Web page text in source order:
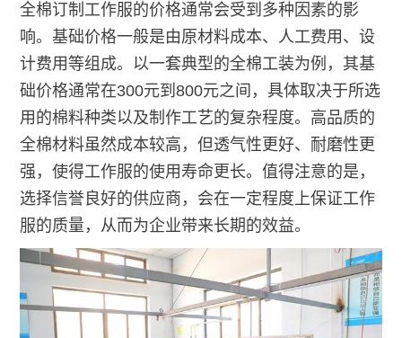
全棉订制工作服的价格通常会受到多种因素的影
响。基础价格一般是由原材料成本、人工费用、设
计费用等组成。以一套典型的全棉工装为例，其基
础价格通常在300元到800元之间，具体取决于所选
用的棉料种类以及制作工艺的复杂程度。高品质的
全棉材料虽然成本较高，但透气性更好、耐磨性更
强，使得工作服的使用寿命更长。值得注意的是，
选择信誉良好的供应商，会在一定程度上保证工作
服的质量，从而为企业带来长期的效益。